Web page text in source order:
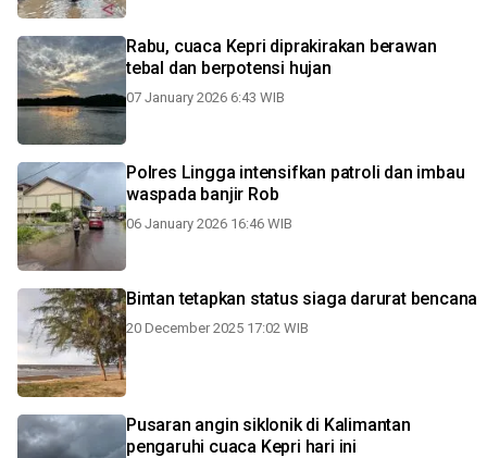
Rabu, cuaca Kepri diprakirakan berawan
tebal dan berpotensi hujan
07 January 2026 6:43 WIB
Polres Lingga intensifkan patroli dan imbau
waspada banjir Rob
06 January 2026 16:46 WIB
Bintan tetapkan status siaga darurat bencana
20 December 2025 17:02 WIB
Pusaran angin siklonik di Kalimantan
pengaruhi cuaca Kepri hari ini